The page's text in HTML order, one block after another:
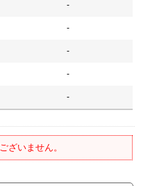
-
-
-
-
-
ざいません。